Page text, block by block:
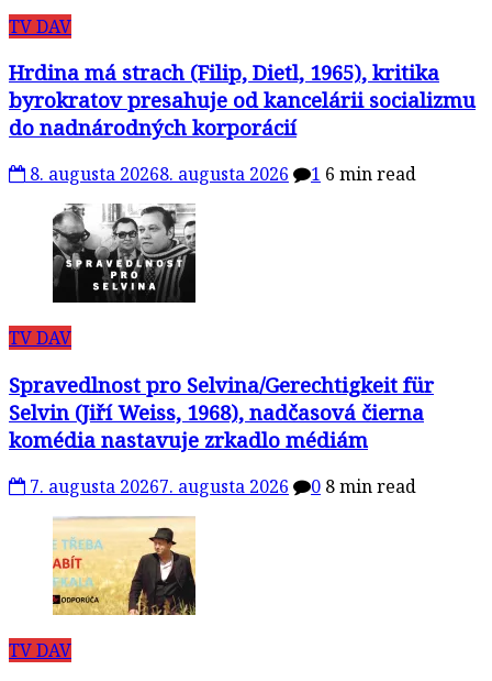
TV DAV
Hrdina má strach (Filip, Dietl, 1965), kritika
byrokratov presahuje od kancelárii socializmu
do nadnárodných korporácií
8. augusta 20268. augusta 2026 1 6 min read
TV DAV
Spravedlnost pro Selvina/Gerechtigkeit für
Selvin (Jiří Weiss, 1968), nadčasová čierna
komédia nastavuje zrkadlo médiám
7. augusta 20267. augusta 2026 0 8 min read
TV DAV